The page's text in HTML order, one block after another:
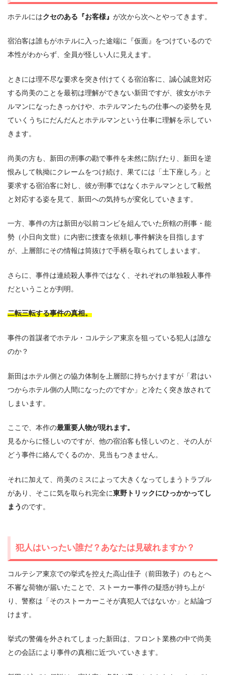
ホテルにはクセのある『お客様』 が次から次へとやってきます。
宿泊客は誰もがホテルに入った途端に『仮面』をつけているので
本性がわからず、全員が怪しい人に見えます。
ときには理不尽な要求を突き付けてくる宿泊客に、誠心誠意対応
する尚美のことを最初は理解ができない新田ですが、彼女がホテ
ルマンになったきっかけや、ホテルマンたちの仕事への姿勢を見
ていくうちにだんだんとホテルマンという仕事に理解を示してい
きます。
尚美の方も、新田の刑事の勘で事件を未然に防げたり、新田を逆
恨みして執拗にクレームをつけ続け、果てには「土下座しろ」と
要求する宿泊客に対し、彼が刑事ではなくホテルマンとして毅然
と対応する姿を見て、新田への気持ちが変化していきます。
一方、事件の方は新田が以前コンビを組んでいた所轄の刑事・能
勢（小日向文世）に内密に捜査を依頼し事件解決を目指します
が、上層部にその情報は筒抜けで手柄を取られてしまいます。
さらに、事件は連続殺人事件ではなく、それぞれの単独殺人事件
だということが判明。
二転三転する事件の真相。
事件の首謀者でホテル・コルテシア東京を狙っている犯人は誰な
のか？
新田はホテル側との協力体制を上層部に持ちかけますが「君はい
つからホテル側の人間になったのですか」と冷たく突き放されて
しまいます。
ここで、本作の最重要人物が現れます。
見るからに怪しいのですが、他の宿泊客も怪しいのと、その人が
どう事件に絡んでくるのか、見当もつきません。
それに加えて、尚美のミスによって大きくなってしまうトラブル
があり、そこに気を取られ完全に東野トリックにひっかかってし
まうのです。
犯人はいったい誰だ？あなたは見破れますか？
コルテシア東京での挙式を控えた高山佳子（前田敦子）のもとへ
不審な荷物が届いたことで、ストーカー事件の疑惑が持ち上が
り、警察は「そのストーカーこそが真犯人ではないか」と結論づ
けます。
挙式の警備を外されてしまった新田は、フロント業務の中で尚美
との会話により事件の真相に近づいていきます。